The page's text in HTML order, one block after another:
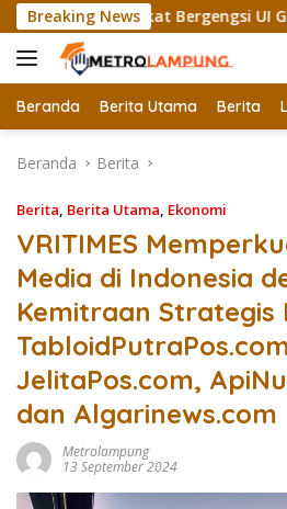
Langsung
ke
konten
Breaking News
Raih Sertifikat Bergengsi UI
Beranda Berita Utama Berita
Beranda Berita
Berita, Berita Utama, Ekonomi
VRITIMES
Media di Indonesia
Kemitraan Strategis
JelitaPos.com,
dan Algarinews.com
Metrolampung
13 September 2024